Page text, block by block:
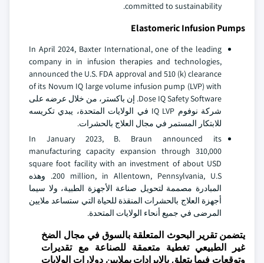
committed to sustainability.
Elastomeric Infusion Pumps
In April 2024, Baxter International, one of the leading
company in in infusion therapies and technologies,
announced the U.S. FDA approval and 510 (k) clearance
of its Novum IQ large volume infusion pump (LVP) with
Dose IQ Safety Software. إن باكستر، من خلال عرضه على
شركة نوفوم IQ LVP في الولايات المتحدة، يبدي تكريسه
للابتكار المستمر في مجال العلاج بالحشرات.
In January 2023, B. Braun announced its
manufacturing capacity expansion through 310,000
square foot facility with an investment of about USD
200 million, in Allentown, Pennsylvania, U.S. وهذه
المبادرة مصممة لتحويل صناعة الأجهزة الطبية، ولا سيما
أجهزة العلاج بالحشرات المنقذة للحياة التي ستساعد ملايين
المرضى في جميع أنحاء الولايات المتحدة.
يتضمن تقرير البحوث المتعلقة بالسوق في مجال الضخ
غير الطبيعي تغطية متعمقة للصناعة مع تقديرات
وتوقعات فيما يتعلق بالإيرادات بملايين دولارات الولايات